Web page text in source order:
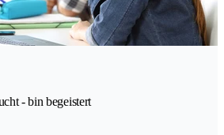
- bin begeistert